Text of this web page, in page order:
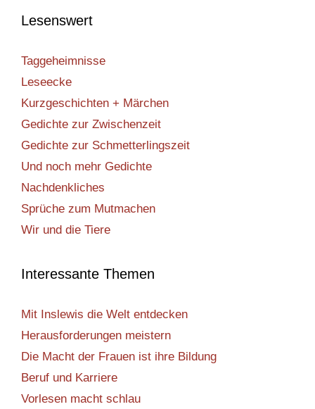
Lesenswert
Taggeheimnisse
Leseecke
Kurzgeschichten + Märchen
Gedichte zur Zwischenzeit
Gedichte zur Schmetterlingszeit
Und noch mehr Gedichte
Nachdenkliches
Sprüche zum Mutmachen
Wir und die Tiere
Interessante Themen
Mit Inslewis die Welt entdecken
Herausforderungen meistern
Die Macht der Frauen ist ihre Bildung
Beruf und Karriere
Vorlesen macht schlau